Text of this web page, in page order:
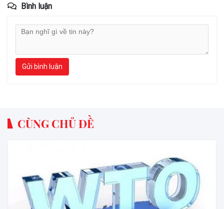
Bình luận
Gửi bình luận
CÙNG CHỦ ĐỀ